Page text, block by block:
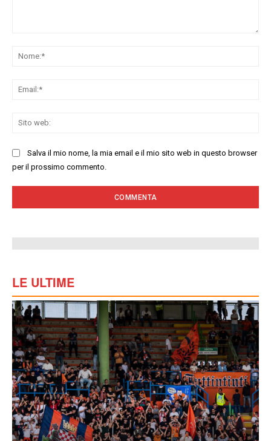
Salva il mio nome, la mia email e il mio sito web in questo browser
per il prossimo commento.
LE ULTIME